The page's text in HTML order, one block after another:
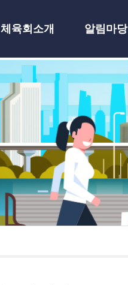
체육회소개 알림마당